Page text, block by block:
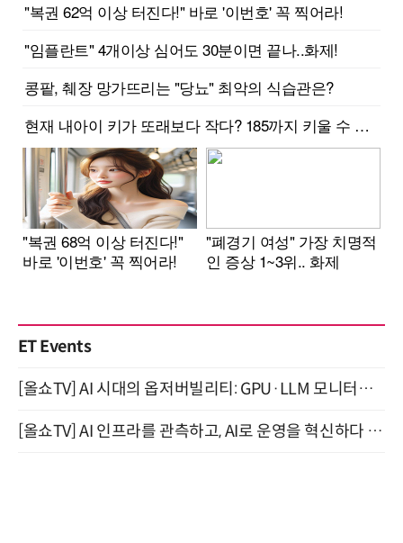
ET Events
[올쇼TV] AI 시대의 옵저버빌리티: GPU·LLM 모니터링부터 AI 기반 장애 대응까지 (8/11 생방송)
[올쇼TV] AI 인프라를 관측하고, AI로 운영을 혁신하다 (8월 11일 생방송)